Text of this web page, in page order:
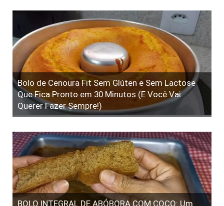
Bolo de Cenoura Fit Sem Glúten e Sem Lactose
Que Fica Pronto em 30 Minutos (E Você Vai
Querer Fazer Sempre!)
BOLO INTEGRAL DE ABÓBORA COM COCO: Um